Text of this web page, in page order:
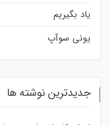
یاد بگیریم
یونی سوآپ
جدیدترین نوشته ها